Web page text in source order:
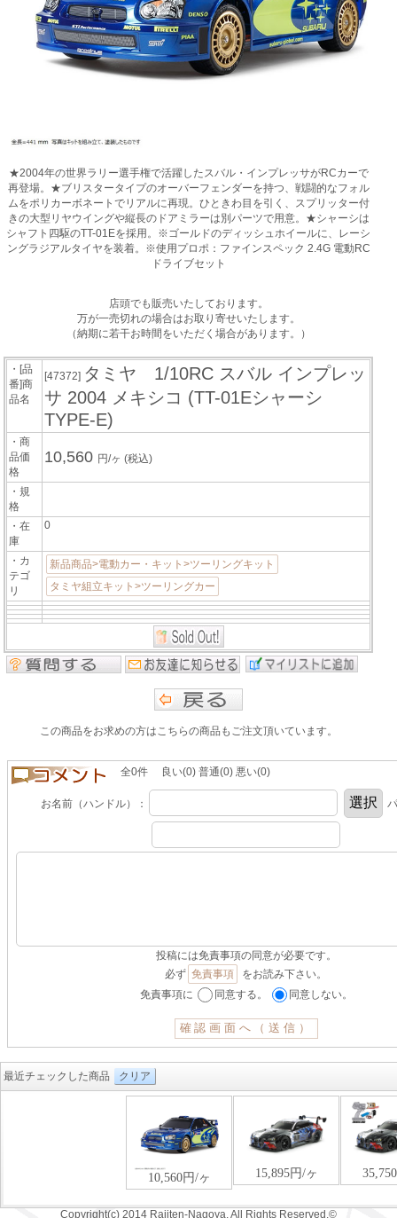
★2004年の世界ラリー選手権で活躍したスバル・インプレッサがRCカーで
再登場。★ブリスタータイプのオーバーフェンダーを持つ、戦闘的なフォル
ムをポリカーボネートでリアルに再現。ひときわ目を引く、スプリッター付
きの大型リヤウイングや縦長のドアミラーは別パーツで用意。★シャーシは
シャフト四駆のTT-01Eを採用。※ゴールドのディッシュホイールに、レーシ
ングラジアルタイヤを装着。※使用プロポ：ファインスペック 2.4G 電動RC
ドライブセット
店頭でも販売いたしております。
万が一売切れの場合はお取り寄せいたします。
（納期に若干お時間をいただく場合があります。）
・[品
番]商
品名
[47372] タミヤ 1/10RC スバル インプレッ
サ 2004 メキシコ (TT-01Eシャーシ
TYPE-E)
・商
品価
格
10,560 円/ヶ(税込)
・規
格
・在
庫
0
・カ
テゴ
リ
新品商品>電動カー・キット>ツーリングキット
タミヤ組立キット>ツーリングカー
この商品をお求めの方はこちらの商品もご注文頂いています。
全0件 良い(0) 普通(0) 悪い(0)
お名前（ハンドル）：
投稿には免責事項の同意が必要です。
必ず 免責事項
をお読み下さい。
免責事項に
同意する。 同意しない。
最近チェックした商品 クリア
Copyright(c) 2014 Rajiten-Nagoya. All Rights Reserved.©